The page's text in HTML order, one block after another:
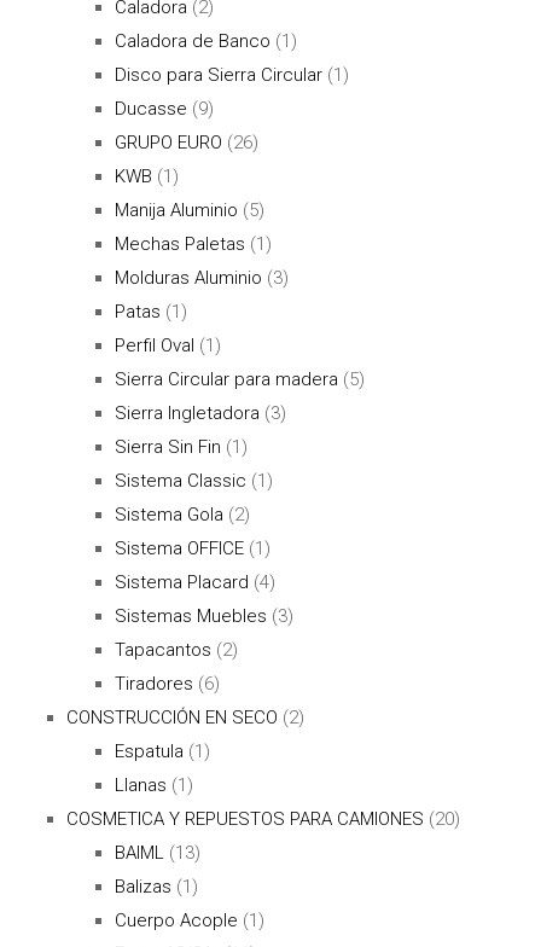
Caladora (2)
Caladora de Banco (1)
Disco para Sierra Circular (1)
Ducasse (9)
GRUPO EURO (26)
KWB (1)
Manija Aluminio (5)
Mechas Paletas (1)
Molduras Aluminio (3)
Patas (1)
Perfil Oval (1)
Sierra Circular para madera (5)
Sierra Ingletadora (3)
Sierra Sin Fin (1)
Sistema Classic (1)
Sistema Gola (2)
Sistema OFFICE (1)
Sistema Placard (4)
Sistemas Muebles (3)
Tapacantos (2)
Tiradores (6)
CONSTRUCCIÓN EN SECO (2)
Espatula (1)
Llanas (1)
COSMETICA Y REPUESTOS PARA CAMIONES (20)
BAIML
(13)
Balizas (1)
Cuerpo Acople (1)